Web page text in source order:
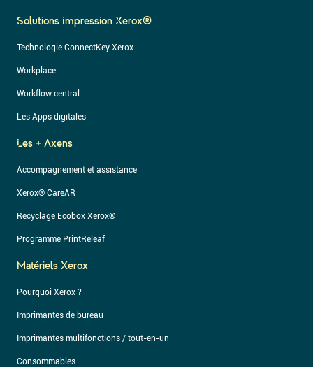
Solutions Impression Xerox®
Technologie ConnectKey Xerox
Workplace
Workflow central
Les Apps digitales
Les + Axens
Accompagnement et assistance
Xerox® CareAR
Recyclage Ecobox Xerox®
Programme PrintReleaf
Matériels Xerox
Pourquoi Xerox ?
Imprimantes de bureau
Imprimantes multifonctions / tout-en-un
Consommables